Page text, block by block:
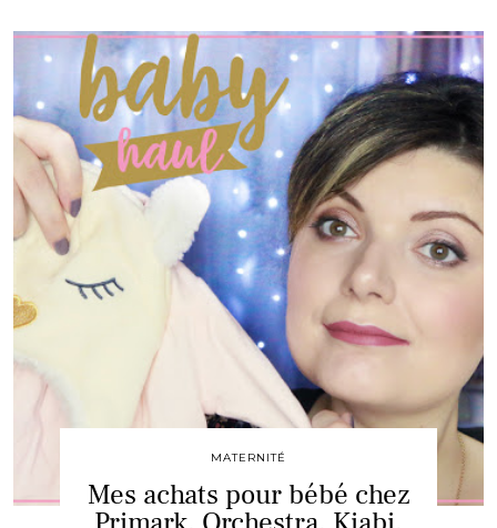
MATERNITÉ
Mes achats pour bébé chez